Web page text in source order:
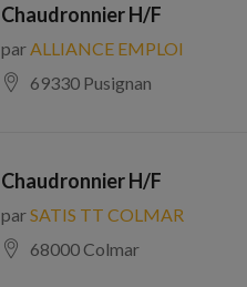
Chaudronnier H/F
parALLIANCE EMPLOI
69330 Pusignan
Chaudronnier H/F
parSATIS TT COLMAR
68000 Colmar